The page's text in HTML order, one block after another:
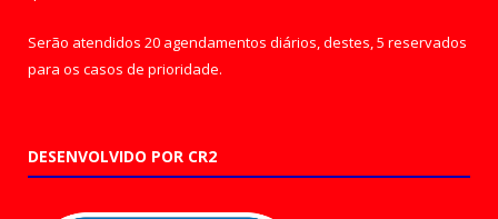
Serão atendidos 20 agendamentos diários, destes, 5 reservados
para os casos de prioridade.
DESENVOLVIDO POR CR2